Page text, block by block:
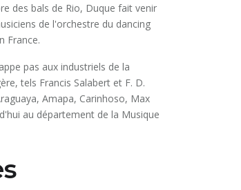
des bals de Rio, Duque fait venir
de l'orchestre du dancing
France.
pas aux industriels de la
tels Francis Salabert et F. D.
Amapa, Carinhoso, Max
au département de la Musique